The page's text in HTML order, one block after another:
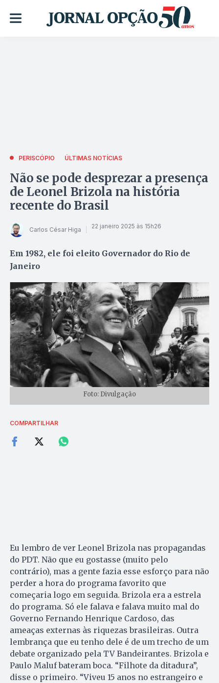
PERISCÓPIO ÚLTIMAS NOTÍCIAS
Não se pode desprezar a presença
de Leonel Brizola na história
recente do Brasil
Carlos César Higa 22 janeiro 2025 às 15h26
Em 1982, ele foi eleito Governador do Rio de
Janeiro
Foto: Divulgação
COMPARTILHAR
Eu lembro de ver Leonel Brizola nas propagandas
do PDT. Não que eu gostasse (muito pelo
contrário), mas a gente fazia esse esforço para não
perder a hora do programa favorito que
começaria logo em seguida. Brizola era a estrela
do programa. Só ele falava e falava muito mal do
Governo Fernando Henrique Cardoso, das
ameaças externas às riquezas brasileiras. Outra
lembrança que eu tenho dele é de um trecho de um
debate organizado pela TV Bandeirantes. Brizola e
Paulo Maluf bateram boca. “Filhote da ditadura”,
disse o primeiro. “Viveu 15 anos no estrangeiro e